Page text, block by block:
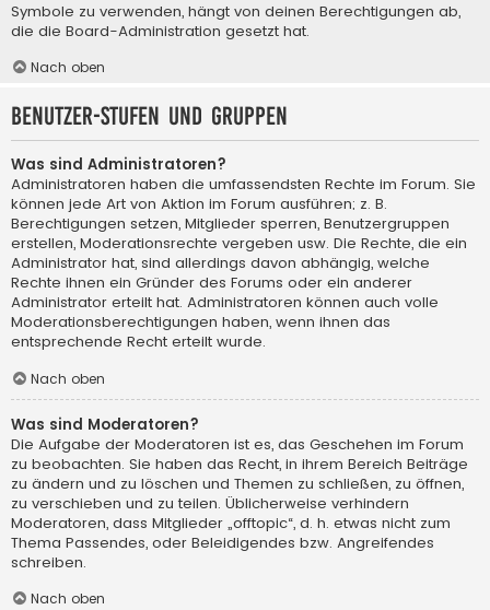
Symbole zu verwenden, hängt von deinen Berechtigungen ab,
die die Board-Administration gesetzt hat.
Nach oben
Benutzer-Stufen und Gruppen
Was sind Administratoren?
Administratoren haben die umfassendsten Rechte im Forum. Sie
können jede Art von Aktion im Forum ausführen; z. B.
Berechtigungen setzen, Mitglieder sperren, Benutzergruppen
erstellen, Moderationsrechte vergeben usw. Die Rechte, die ein
Administrator hat, sind allerdings davon abhängig, welche
Rechte ihnen ein Gründer des Forums oder ein anderer
Administrator erteilt hat. Administratoren können auch volle
Moderationsberechtigungen haben, wenn ihnen das
entsprechende Recht erteilt wurde.
Nach oben
Was sind Moderatoren?
Die Aufgabe der Moderatoren ist es, das Geschehen im Forum
zu beobachten. Sie haben das Recht, in ihrem Bereich Beiträge
zu ändern und zu löschen und Themen zu schließen, zu öffnen,
zu verschieben und zu teilen. Üblicherweise verhindern
Moderatoren, dass Mitglieder „offtopic“, d. h. etwas nicht zum
Thema Passendes, oder Beleidigendes bzw. Angreifendes
schreiben.
Nach oben